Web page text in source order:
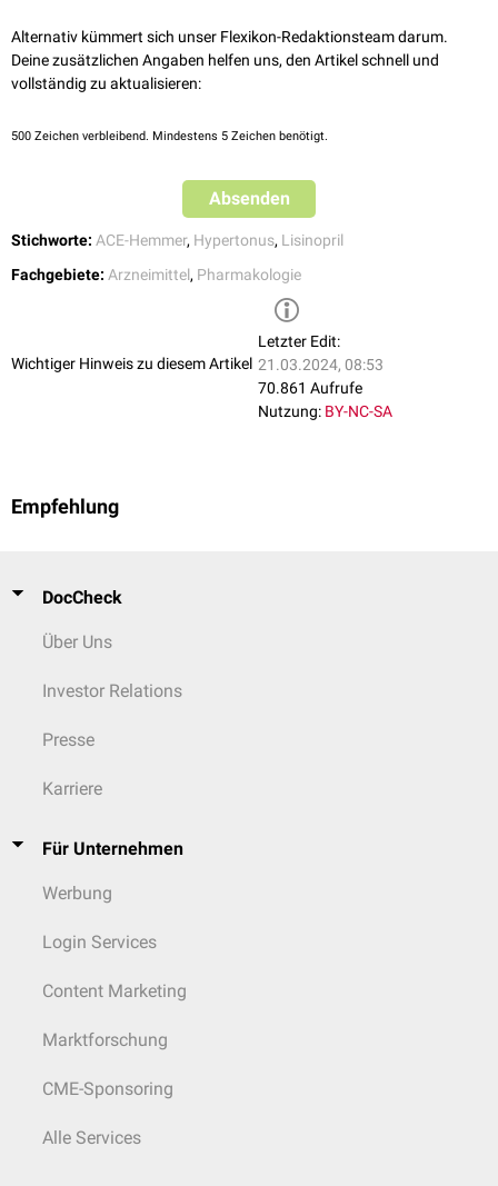
Alternativ kümmert sich unser Flexikon-Redaktionsteam darum.
Deine zusätzlichen Angaben helfen uns, den Artikel schnell und
vollständig zu aktualisieren:
500 Zeichen verbleibend. Mindestens 5 Zeichen benötigt.
Absenden
Stichworte: ACE-Hemmer, Hypertonus, Lisinopril
Fachgebiete: Arzneimittel, Pharmakologie
Wichtiger Hinweis zu diesem Artikel
Letzter Edit:
21.03.2024, 08:53
70.861 Aufrufe
Nutzung: BY-NC-SA
Empfehlung
DocCheck
Über Uns
Investor Relations
Presse
Karriere
Für Unternehmen
Werbung
Login Services
Content Marketing
Marktforschung
CME-Sponsoring
Alle Services